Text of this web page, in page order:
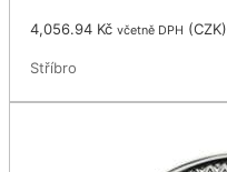
4,056.94 Kč včetně DPH (CZK)
Stříbro